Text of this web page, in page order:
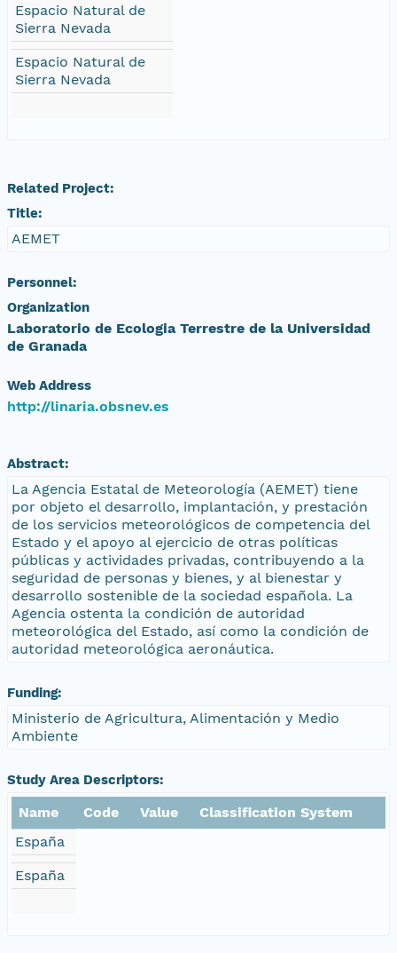
Espacio Natural de
Sierra Nevada
Espacio Natural de
Sierra Nevada
Related Project:
Title:
AEMET
Personnel:
Organization
Laboratorio de Ecologia Terrestre de la Universidad
de Granada
Web Address
http://linaria.obsnev.es
Abstract:
La Agencia Estatal de Meteorología (AEMET) tiene
por objeto el desarrollo, implantación, y prestación
de los servicios meteorológicos de competencia del
Estado y el apoyo al ejercicio de otras políticas
públicas y actividades privadas, contribuyendo a la
seguridad de personas y bienes, y al bienestar y
desarrollo sostenible de la sociedad española. La
Agencia ostenta la condición de autoridad
meteorológica del Estado, así como la condición de
autoridad meteorológica aeronáutica.
Funding:
Ministerio de Agricultura, Alimentación y Medio
Ambiente
Study Area Descriptors:
Name Code Value
Classification System
España
España